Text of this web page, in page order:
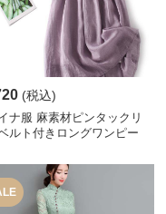
(税込)
ナ服 麻素材ピンタックリ
ルト付きロングワンピー